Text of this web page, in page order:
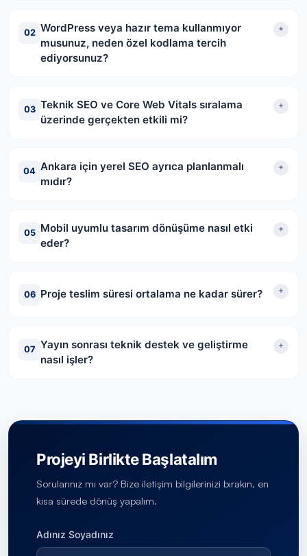
02 WordPress veya hazır tema kullanmıyor
musunuz, neden özel kodlama tercih
ediyorsunuz?
03 Teknik SEO ve Core Web Vitals sıralama
üzerinde gerçekten etkili mi?
04 Ankara için yerel SEO ayrıca planlanmalı
mıdır?
05 Mobil uyumlu tasarım dönüşüme nasıl etki
eder?
06 Proje teslim süresi ortalama ne kadar sürer?
07 Yayın sonrası teknik destek ve geliştirme
nasıl işler?
Projeyi Birlikte Başlatalım
Sorularınız mı var? Bize iletişim bilgilerinizi bırakın, en
kısa sürede dönüş yapalım.
Bu alanı boş bırakın
Adınız Soyadınız